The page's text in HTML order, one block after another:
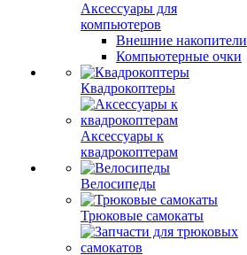
Аксессуары для
компьютеров
Внешние накопители
Компьютерные очки
Квадрокоптеры
Аксессуары к
квадрокоптерам
Велосипеды
Трюковые самокаты